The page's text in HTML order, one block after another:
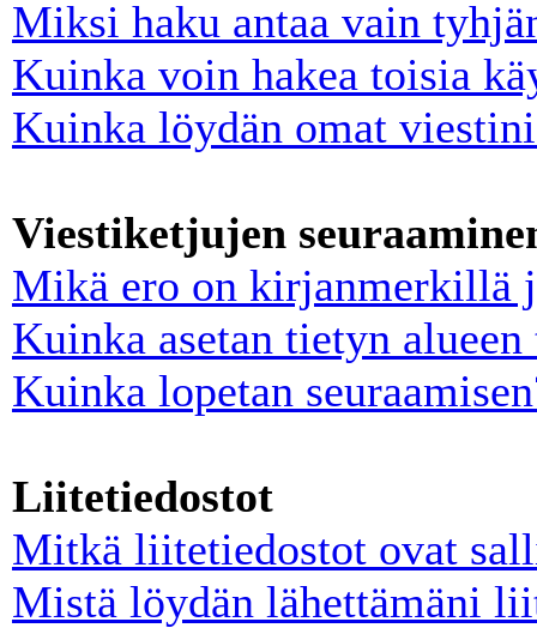
Miksi haku antaa vain
Kuinka voin hakea toisia
Kuinka löydän omat
Viestiketjujen
Mikä ero on kirjanmerkillä
Kuinka asetan tietyn
Kuinka lopetan
Liitetiedostot
Mitkä liitetiedostot ovat
Mistä löydän lähettämäni